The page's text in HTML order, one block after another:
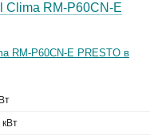
Clima RM-P60CN-E
кВт